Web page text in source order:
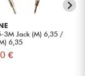
3M Jack (M) 6,35 /
6,35
€